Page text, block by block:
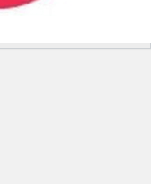
с WordPress.